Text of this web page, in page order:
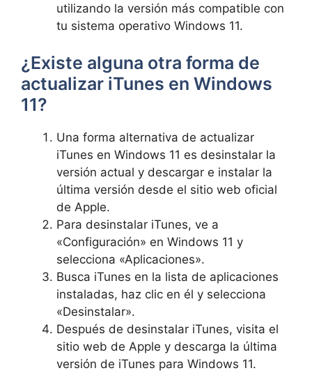
utilizando la versión ‍más compatible con
tu‌ sistema operativo Windows 11.
¿Existe alguna otra forma de
actualizar iTunes⁢ en Windows
11?
Una forma alternativa de ⁤actualizar⁤
iTunes en Windows 11 ⁣es desinstalar⁢ la
versión actual y descargar e instalar la
última versión desde el ​sitio web oficial
de Apple.
Para⁣ desinstalar‌ iTunes, ve⁢ a
«Configuración» en Windows 11⁤ y
selecciona «Aplicaciones».
Busca iTunes en la lista de aplicaciones
instaladas, haz clic en él y selecciona
«Desinstalar».
Después de desinstalar⁢ iTunes, visita el
sitio web de Apple y descarga la última
versión de iTunes para Windows 11.